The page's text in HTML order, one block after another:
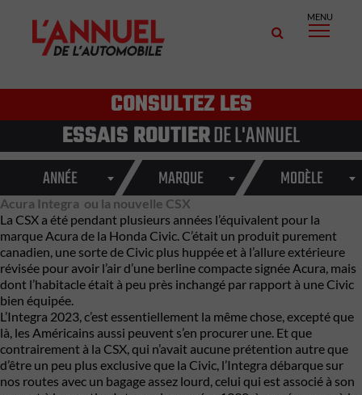
MENU
CONSULTEZ LES
ESSAIS ROUTIERDE L'ANNUEL
ANNÉE MARQUE MODÈLE
Acura Integra ou la nouvelle CSX
La CSX a été pendant plusieurs années l’équivalent pour la
marque Acura de la Honda Civic. C’était un produit purement
canadien, une sorte de Civic plus huppée et à l’allure extérieure
révisée pour avoir l’air d’une berline compacte signée Acura, mais
dont l’habitacle était à peu près inchangé par rapport à une Civic
bien équipée.
L’Integra 2023, c’est essentiellement la même chose, excepté que
là, les Américains aussi peuvent s’en procurer une. Et que
contrairement à la CSX, qui n’avait aucune prétention autre que
d’être un peu plus exclusive que la Civic, l’Integra débarque sur
nos routes avec un bagage assez lourd, celui qui est associé à son